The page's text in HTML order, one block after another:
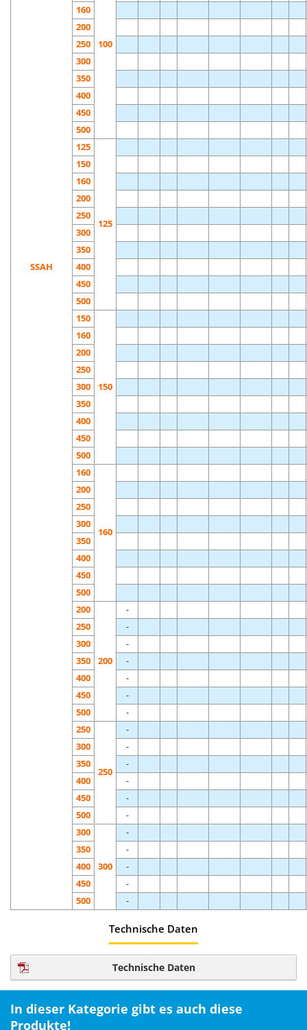
SSAH
100
160
200
250
300
350
400
450
500
125
125
150
160
200
250
300
350
400
450
500
150
150
160
200
250
300
350
400
450
500
160
160
200
250
300
350
400
450
500
200
200
-
250
-
300
-
350
-
400
-
450
-
500
-
250
250
-
300
-
350
-
400
-
450
-
500
-
300
300
-
350
-
400
-
450
-
500
-
Technische Daten
Technische Daten
In dieser Kategorie gibt es auch diese
Produkte!